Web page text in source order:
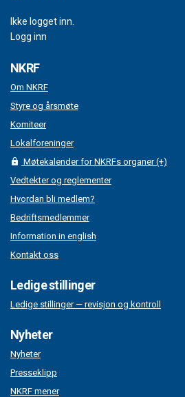
Ikke logget inn.
Logg inn
NKRF
Om NKRF
Styre og årsmøte
Komiteer
Lokalforeninger
Møtekalender for NKRFs organer (+)
Vedtekter og reglementer
Hvordan bli medlem?
Bedriftsmedlemmer
Information in english
Kontakt oss
Ledige stillinger
Ledige stillinger — revisjon og kontroll
Nyheter
Nyheter
Presseklipp
NKRF mener